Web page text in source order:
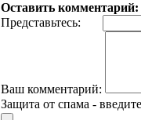
Оставить комментарий:
Представьтесь:
Ваш комментарий:
Защита от спама -